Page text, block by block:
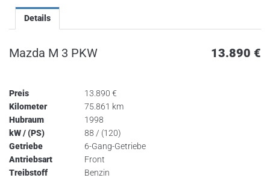
Details
Mazda M 3 PKW 13.890 €
Preis 13.890€
Kilometer
75.861 km
Hubraum
1998
kW / (PS)
88 / (120)
Getriebe
6-Gang-Getriebe
Antriebsart
Front
Treibstoff
Benzin